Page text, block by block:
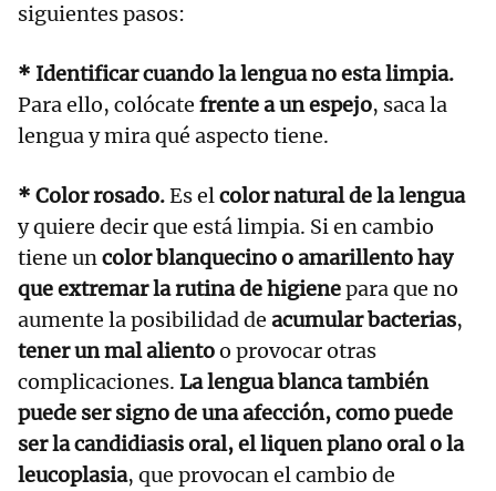
siguientes pasos:
* Identificar cuando la lengua no esta limpia.
Para ello, colócate frente a un espejo, saca la
lengua y mira qué aspecto tiene.
* Color rosado.Es elcolor natural de la lengua
y quiere decir que está limpia. Si en cambio
tiene uncolor blanquecino o amarillento hay
que extremar la rutina de higienepara que no
aumente la posibilidad de acumular bacterias,
tener un mal alientoo provocar otras
complicaciones. La lengua blanca también
puede ser signo de una afección, como puede
ser la candidiasis oral, el liquen plano oral o la
leucoplasia, que provocan el cambio de